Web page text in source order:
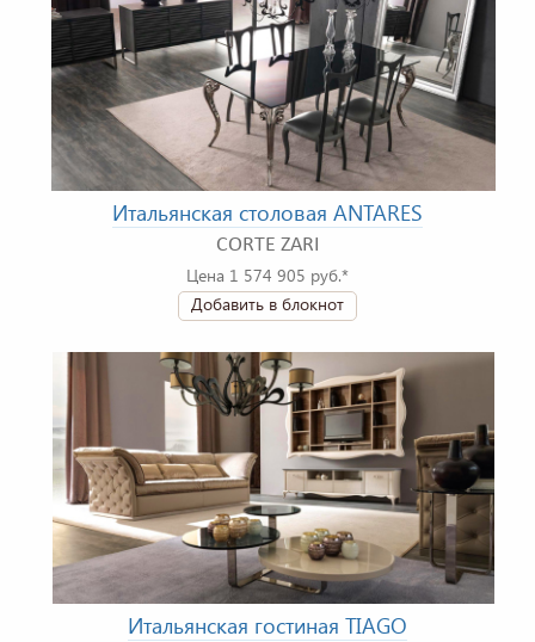
Итальянская столовая ANTARES
CORTE ZARI
Цена 1 574 905 руб.*
Добавить в блокнот
Итальянская гостиная TIAGO